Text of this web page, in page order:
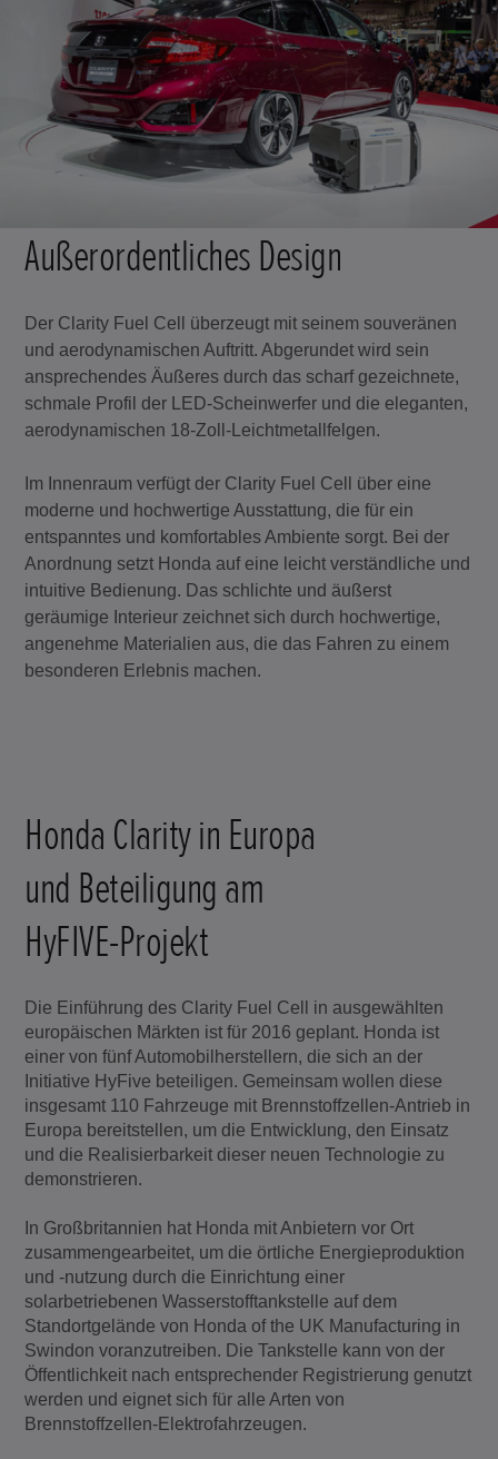
Außerordentliches Design
Der Clarity Fuel Cell überzeugt mit seinem souveränen
und aerodynamischen Auftritt. Abgerundet wird sein
ansprechendes Äußeres durch das scharf gezeichnete,
schmale Profil der LED-Scheinwerfer und die eleganten,
aerodynamischen 18-Zoll-Leichtmetallfelgen.
Im Innenraum verfügt der Clarity Fuel Cell über eine
moderne und hochwertige Ausstattung, die für ein
entspanntes und komfortables Ambiente sorgt. Bei der
Anordnung setzt Honda auf eine leicht verständliche und
intuitive Bedienung. Das schlichte und äußerst
geräumige Interieur zeichnet sich durch hochwertige,
angenehme Materialien aus, die das Fahren zu einem
besonderen Erlebnis machen.
Honda Clarity in Europa
und Beteiligung am
HyFIVE-Projekt
Die Einführung des Clarity Fuel Cell in ausgewählten
europäischen Märkten ist für 2016 geplant. Honda ist
einer von fünf Automobilherstellern, die sich an der
Initiative HyFive beteiligen. Gemeinsam wollen diese
insgesamt 110 Fahrzeuge mit Brennstoffzellen-Antrieb in
Europa bereitstellen, um die Entwicklung, den Einsatz
und die Realisierbarkeit dieser neuen Technologie zu
demonstrieren.
In Großbritannien hat Honda mit Anbietern vor Ort
zusammengearbeitet, um die örtliche Energieproduktion
und -nutzung durch die Einrichtung einer
solarbetriebenen Wasserstofftankstelle auf dem
Standortgelände von Honda of the UK Manufacturing in
Swindon voranzutreiben. Die Tankstelle kann von der
Öffentlichkeit nach entsprechender Registrierung genutzt
werden und eignet sich für alle Arten von
Brennstoffzellen-Elektrofahrzeugen.